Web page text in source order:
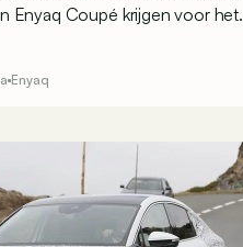
Enyaq Coupé krijgen voor het
versterkt de grote Tsjechische
'Simply Clever'-imago nog
Enyaq